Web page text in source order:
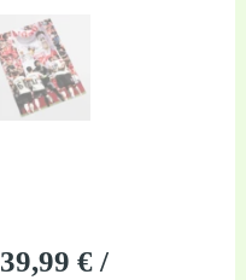
39,99€ /